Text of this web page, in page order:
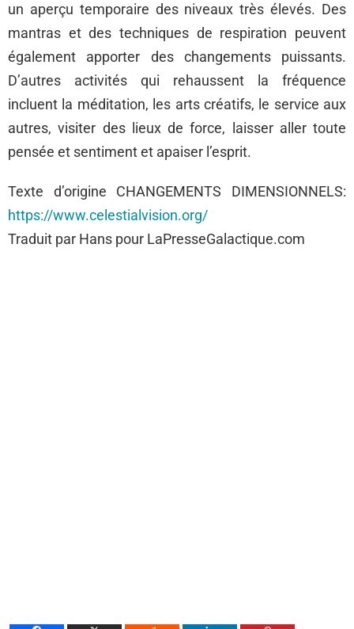
un aperçu temporaire des niveaux très élevés. Des
mantras et des techniques de respiration peuvent
également apporter des changements puissants.
D’autres activités qui rehaussent la fréquence
incluent la méditation, les arts créatifs, le service aux
autres, visiter des lieux de force, laisser aller toute
pensée et sentiment et apaiser l’esprit.
Texte d’origine CHANGEMENTS DIMENSIONNELS:
https://www.celestialvision.org/
Traduit par Hans pour LaPresseGalactique.com